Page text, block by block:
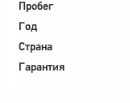
Пробег
Год
Страна
Гарантия